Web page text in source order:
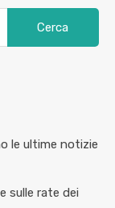
le ultime notizie
sulle rate dei